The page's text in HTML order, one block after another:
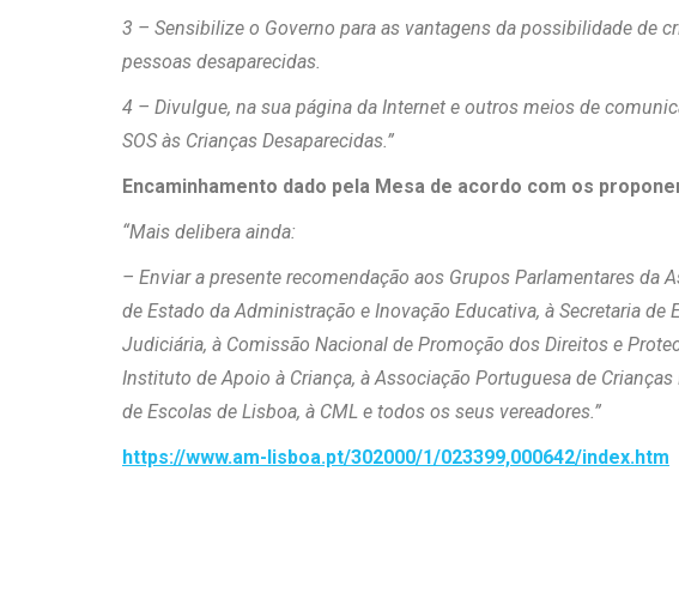
3 – Sensibilize o Governo para as vantagens da possibilidade de
pessoas desaparecidas.
4 – Divulgue, na sua página da Internet e outros meios de
SOS às Crianças Desaparecidas.”
Encaminhamento dado pela Mesa de acordo com os
“Mais delibera ainda:
– Enviar a presente recomendação aos Grupos Parlamentares da
de Estado da Administração e Inovação Educativa, à Secretaria de
Judiciária, à Comissão Nacional de Promoção dos Direitos e
Instituto de Apoio à Criança, à Associação Portuguesa de
de Escolas de Lisboa, à CML e todos os seus vereadores.”
https://www.am-lisboa.pt/302000/1/023399,000642/index.htm